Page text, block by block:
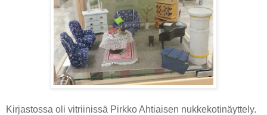
Kirjastossa oli vitriinissä Pirkko Ahtiaisen nukkekotinäyttely.